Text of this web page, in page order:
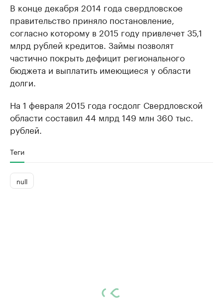
В конце декабря 2014 года свердловское
правительство приняло постановление,
согласно которому в 2015 году привлечет 35,1
млрд рублей кредитов. Займы позволят
частично покрыть дефицит регионального
бюджета и выплатить имеющиеся у области
долги.
На 1 февраля 2015 года госдолг Свердловской
области составил 44 млрд 149 млн 360 тыс.
рублей.
Теги
null